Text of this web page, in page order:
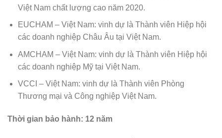
Việt Nam chất lượng cao năm 2020.
EUCHAM – Việt Nam: vinh dự là Thành viên Hiệp hội
các doanh nghiệp Châu Âu tại Việt Nam.
AMCHAM – Việt Nam: vinh dự là Thành viên Hiệp hội
các doanh nghiệp Mỹ tại Việt Nam.
VCCI – Việt Nam: vinh dự là Thành viên Phòng
Thương mại và Công nghiệp Việt Nam.
Thời gian bảo hành: 12 năm